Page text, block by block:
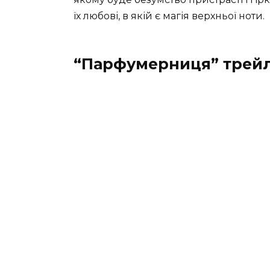
їх любові, в якій є магія верхньої ноти.
“Парфумерниця”